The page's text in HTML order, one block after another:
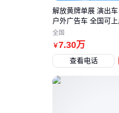
￥7.30万
解放黄牌单展 演出
户外广告车 全国可上
全国
查看电话